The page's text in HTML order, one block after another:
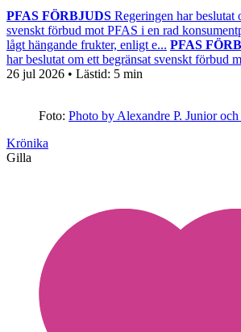
PFAS FÖRBJUDS Regeringen har beslutat
svenskt förbud mot PFAS i en rad
lågt hängande frukter, enligt e... PFAS
har beslutat om ett begränsat svenskt förbud
26 jul 2026 • Lästid: 5 min
Foto: Photo by Alexandre P. Junior
Krönika
Gilla